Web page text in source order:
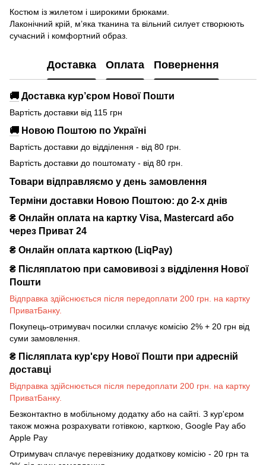
Костюм із жилетом і широкими брюками.
Лаконічний крій, м’яка тканина та вільний силует створюють
сучасний і комфортний образ.
Доставка Оплата Повернення
🚚 Доставка кур’єром Нової Пошти
Вартість доставки від 115 грн
🚚 Новою Поштою по Україні
Вартість доставки до відділення - від 80 грн.
Вартість доставки до поштомату - від 80 грн.
Товари відправляємо у день замовлення
Терміни доставки Новою Поштою: до 2-х днів
₴ Онлайн оплата на картку Visa, Mastercard або
через Приват 24
₴ Онлайн оплата карткою (LiqPay)
₴ Післяплатою при самовивозі з відділення Нової
Пошти
Відправка здійснюється після передоплати 200 грн. на картку
ПриватБанку.
Покупець-отримувач посилки сплачує комісію 2% + 20 грн від
суми замовлення.
₴ Післяплата кур'єру Нової Пошти при адресній
доставці
Відправка здійснюється після передоплати 200 грн. на картку
ПриватБанку.
Безконтактно в мобільному додатку або на сайті. З кур'єром
також можна розрахувати готівкою, карткою, Google Pay або
Apple Pay
Отримувач сплачує перевізнику додаткову комісію - 20 грн та